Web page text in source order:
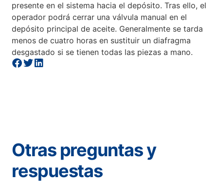
presente en el sistema hacia el depósito. Tras ello, el
operador podrá cerrar una válvula manual en el
depósito principal de aceite. Generalmente se tarda
menos de cuatro horas en sustituir un diafragma
desgastado si se tienen todas las piezas a mano.
Otras preguntas y
respuestas